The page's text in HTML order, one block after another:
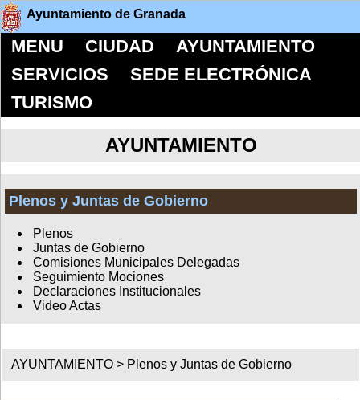
Ayuntamiento de Granada
MENU CIUDAD
AYUNTAMIENTO
SERVICIOS
SEDE ELECTRÓNICA
TURISMO
AYUNTAMIENTO
Plenos y Juntas de Gobierno
Plenos
Juntas de Gobierno
Comisiones Municipales Delegadas
Seguimiento Mociones
Declaraciones Institucionales
Video Actas
AYUNTAMIENTO > Plenos y Juntas de Gobierno